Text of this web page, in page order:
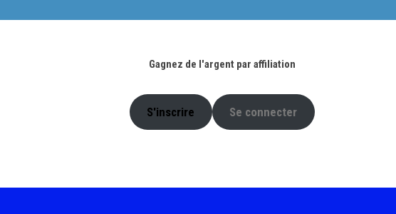
Gagnez de l'argent par affiliation
S'inscrire Se connecter